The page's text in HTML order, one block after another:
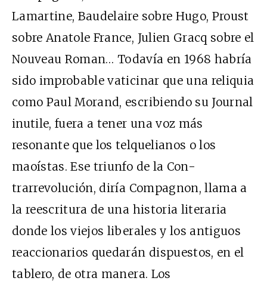
Lamartine, Baudelaire sobre Hugo, Proust
sobre Anatole France, Julien Gracq sobre el
Nouveau Roman… Todavía en 1968 habría
sido improbable vaticinar que una reliquia
como Paul Morand, escribiendo su Journal
inutile, fuera a tener una voz más
resonante que los telquelianos o los
maoístas. Ese triunfo de la Con-
trarrevolución, diría Compagnon, llama a
la reescritura de una historia literaria
donde los viejos liberales y los antiguos
reaccionarios quedarán dispuestos, en el
tablero, de otra manera. Los